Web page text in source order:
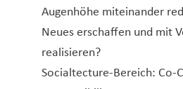
Augenhöhe miteinander
Neues erschaffen und mit
realisieren?
Socialtecture-Bereich: Co-